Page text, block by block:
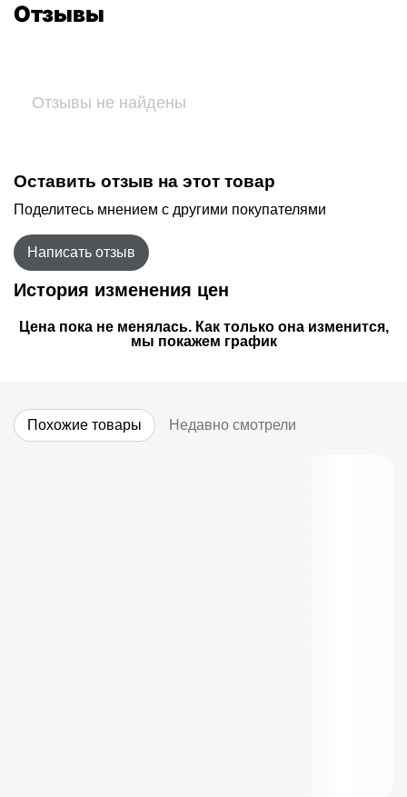
Отзывы
Отзывы не найдены
Оставить отзыв на этот товар
Поделитесь мнением с другими покупателями
Написать отзыв
История изменения цен
Цена пока не менялась. Как только она изменится,
мы покажем график
Похожие товары Недавно смотрели